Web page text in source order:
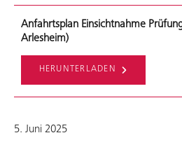
Anfahrtsplan Einsichtnahme
Arlesheim)
HERUNTERLADEN
5. Juni 2025